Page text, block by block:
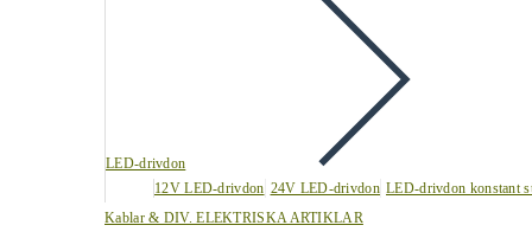
LED-drivdon
12V LED-drivdon 24V LED-drivdon LED-drivdon konstant
Kablar & DIV. ELEKTRISKA ARTIKLAR